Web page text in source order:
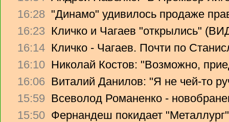
16:28 "Динамо" удивилось продаже
16:23 Кличко и Чагаев "открылись"
16:14 Кличко - Чагаев. Почти по
16:10 Николай Костов: "Возможно,
16:06 Виталий Данилов: "Я не чей-то
15:59 Всеволод Романенко -
15:50 Фернандеш покидает "Металлург"